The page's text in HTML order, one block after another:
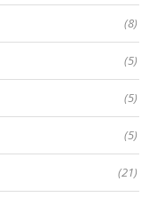
(8)
(5)
(5)
(5)
(21)